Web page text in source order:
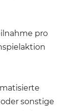
pro
sonstige